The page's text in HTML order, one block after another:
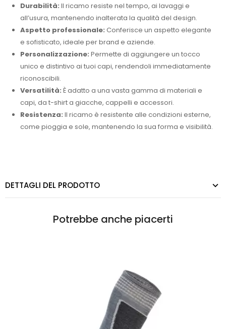
Durabilità: Il ricamo resiste nel tempo, ai lavaggi e
all’usura, mantenendo inalterata la qualità del design.
Aspetto professionale: Conferisce un aspetto elegante
e sofisticato, ideale per brand e aziende.
Personalizzazione: Permette di aggiungere un tocco
unico e distintivo ai tuoi capi, rendendoli immediatamente
riconoscibili.
Versatilità: È adatto a una vasta gamma di materiali e
capi, da t-shirt a giacche, cappelli e accessori.
Resistenza: Il ricamo è resistente alle condizioni esterne,
come pioggia e sole, mantenendo la sua forma e visibilità.
DETTAGLI DEL PRODOTTO
Potrebbe anche piacerti